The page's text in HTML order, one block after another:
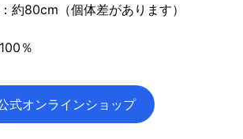
約80cm（個体差があります）
％
式オンラインショップ